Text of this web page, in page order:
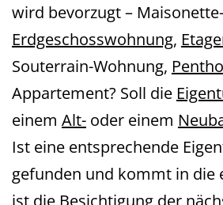
wird bevorzugt –
Erdgeschosswohnung,
Souterrain-Wohnung,
Appartement? Soll die
einem Alt- oder einem
Ist eine entsprechende
gefunden und kommt in die